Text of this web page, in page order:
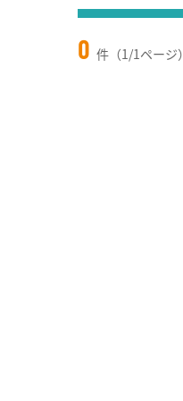
0 件（1/1ページ）